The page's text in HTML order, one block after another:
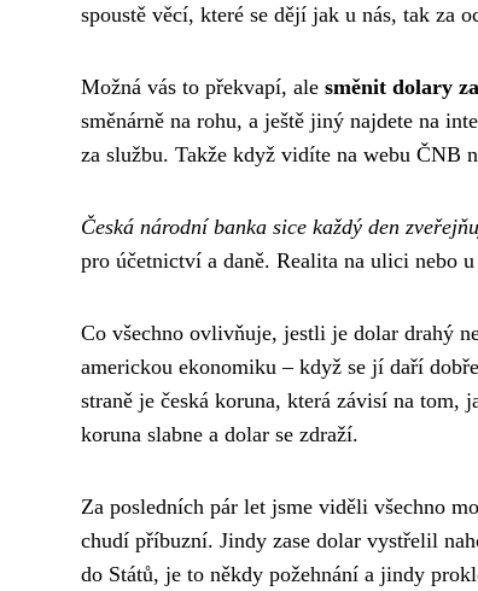
spoustě věcí, které se dějí jak u nás, tak za
Možná vás to překvapí, ale směnit dolary
směnárně na rohu, a ještě jiný najdete na
za službu. Takže když vidíte na webu ČNB
Česká národní banka sice každý den
pro účetnictví a daně. Realita na ulici nebo
Co všechno ovlivňuje, jestli je dolar drahý
americkou ekonomiku – když se jí daří
straně je česká koruna, která závisí na tom,
koruna slabne a dolar se zdraží.
Za posledních pár let jsme viděli všechno
chudí příbuzní. Jindy zase dolar vystřelil
do Států, je to někdy požehnání a jindy